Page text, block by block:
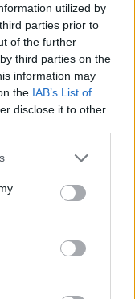
utilized by
parties prior to
of the further
third parties on the
information may
the IAB’s List of
disclose it to other
or more Google
You may click to
party tags to
in below Google